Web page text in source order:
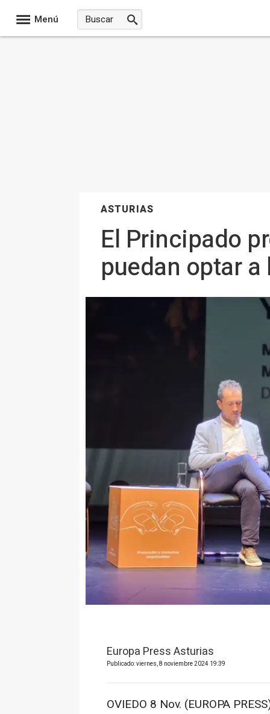
Menú
ASTURIAS
El Principado
puedan optar
Europa Press Asturias
Publicado: viernes, 8 noviembre 2024 19:39
OVIEDO 8 Nov. (EUROPA